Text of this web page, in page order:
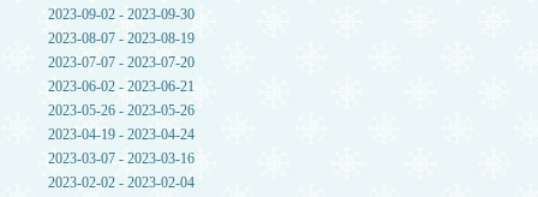
2023-09-02 - 2023-09-30
2023-08-07 - 2023-08-19
2023-07-07 - 2023-07-20
2023-06-02 - 2023-06-21
2023-05-26 - 2023-05-26
2023-04-19 - 2023-04-24
2023-03-07 - 2023-03-16
2023-02-02 - 2023-02-04